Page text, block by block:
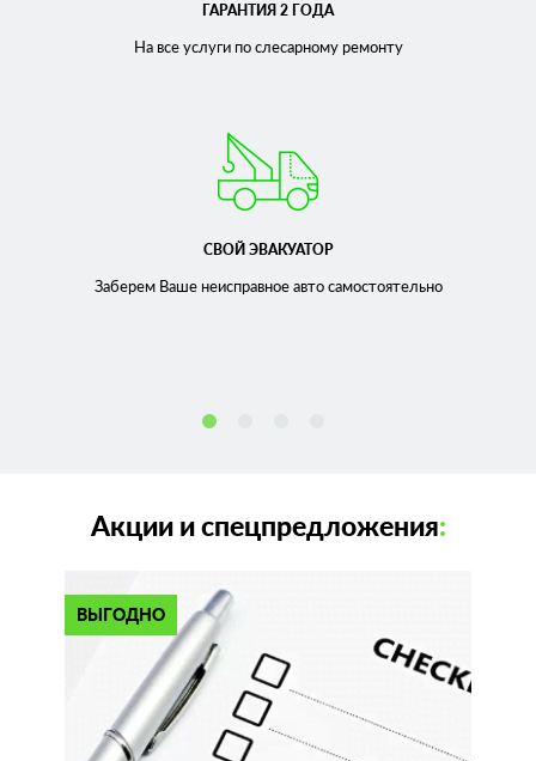
ГАРАНТИЯ 2 ГОДА
На все услуги по слесарномуремонту
СВОЙ ЭВАКУАТОР
Заберем Ваше неисправноеавто самостоятельно
Акции и спецпредложения:
ВЫГОДНО